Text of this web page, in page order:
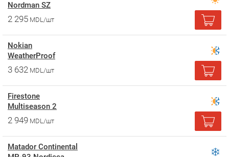
Nordman SZ
2 295 MDL/шт
Nokian
WeatherProof
3 632 MDL/шт
Firestone
Multiseason 2
2 949 MDL/шт
Matador Continental